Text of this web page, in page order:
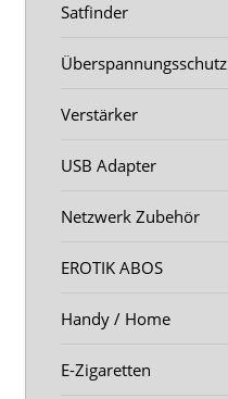
Satfinder
Überspannungsschutz
Verstärker
USB Adapter
Netzwerk Zubehör
EROTIK ABOS
Handy / Home
E-Zigaretten